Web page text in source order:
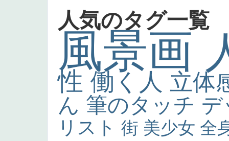
人気のタグ一覧
風景画
性 働く人 立体
ん 筆のタッチ
リスト 街 美少女 全